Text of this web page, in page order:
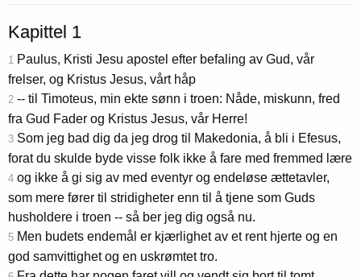
Kapittel 1
1 Paulus, Kristi Jesu apostel efter befaling av Gud, vår
frelser, og Kristus Jesus, vårt håp
2 -- til Timoteus, min ekte sønn i troen: Nåde, miskunn, fred
fra Gud Fader og Kristus Jesus, vår Herre!
3 Som jeg bad dig da jeg drog til Makedonia, å bli i Efesus,
forat du skulde byde visse folk ikke å fare med fremmed lære
4 og ikke å gi sig av med eventyr og endeløse ættetavler,
som mere fører til stridigheter enn til å tjene som Guds
husholdere i troen -- så ber jeg dig også nu.
5 Men budets endemål er kjærlighet av et rent hjerte og en
god samvittighet og en uskrømtet tro.